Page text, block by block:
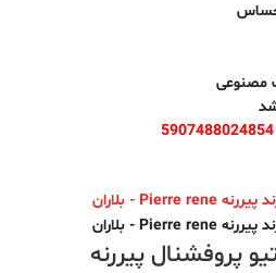
حساس
مصنوعی
5907488024854
پروفشنال پیررنه